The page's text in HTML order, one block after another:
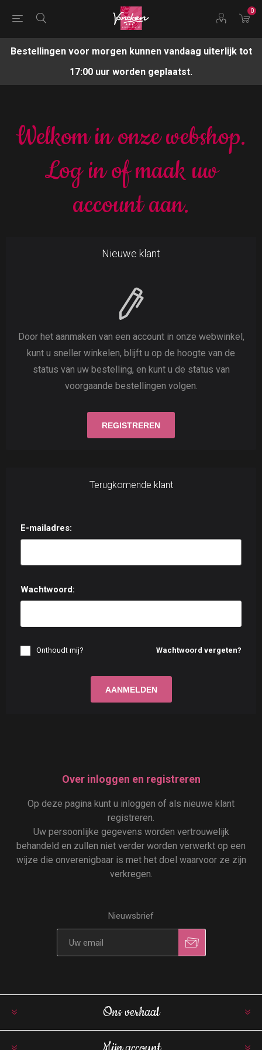
0
Bestellingen voor morgen kunnen vandaag uiterlijk tot
17:00 uur worden geplaatst.
Welkom in onze webshop.
Log in of maak uw
account aan.
Nieuwe klant
Door het aanmaken van een account in onze webwinkel,
kunt u sneller winkelen, blijft u op de hoogte van de
status van uw bestelling, en kunt u de status van
voorgaande bestellingen volgen.
Terugkomende klant
E-mailadres:
Wachtwoord:
Wachtwoord vergeten?
Onthoudt mij?
Over inloggen en registreren
Op deze pagina kunt u inloggen of als nieuwe klant
registreren.
Uw persoonlijke gegevens worden vertrouwelijk
behandeld en zullen niet verder worden verwerkt op een
wijze die onverenigbaar is met het doel waarvoor ze zijn
verkregen.
Nieuwsbrief
Ons verhaal